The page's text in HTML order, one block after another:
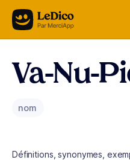
Aller au contenu
Va-Nu-
nom
Définitions, synonymes,